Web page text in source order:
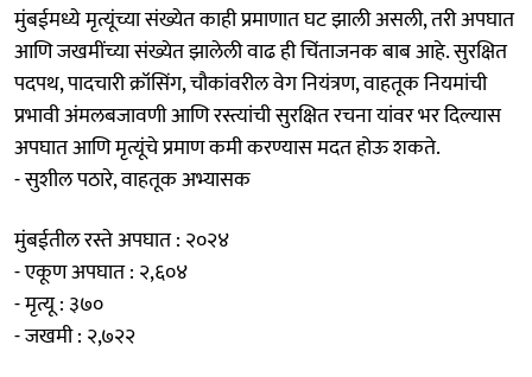
मुंबईमध्ये मृत्यूंच्या संख्येत काही प्रमाणात घट झाली असली, तरी अपघात
आणि जखमींच्या संख्येत झालेली वाढ ही चिंताजनक बाब आहे. सुरक्षित
पदपथ, पादचारी क्रॉसिंग, चौकांवरील वेग नियंत्रण, वाहतूक नियमांची
प्रभावी अंमलबजावणी आणि रस्त्यांची सुरक्षित रचना यांवर भर दिल्यास
अपघात आणि मृत्यूंचे प्रमाण कमी करण्यास मदत होऊ शकते.
- सुशील पठारे, वाहतूक अभ्यासक
मुंबईतील रस्ते अपघात : २०२४
- एकूण अपघात : २,६०४
- मृत्यू : ३७०
- जखमी : २,७२२